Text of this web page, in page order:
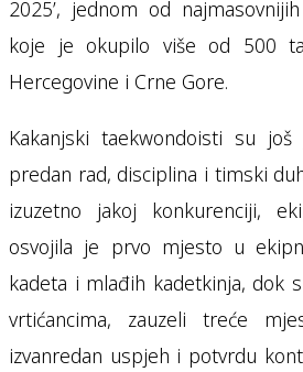
2025’, jednom od
koje je okupilo više od 500
Hercegovine i Crne Gore.
Kakanjski taekwondoisti su
predan rad, disciplina i timski
izuzetno jakoj konkurenciji,
osvojila je prvo mjesto u
kadeta i mlađih kadetkinja, dok
vrtićancima, zauzeli treće
izvanredan uspjeh i potvrdu